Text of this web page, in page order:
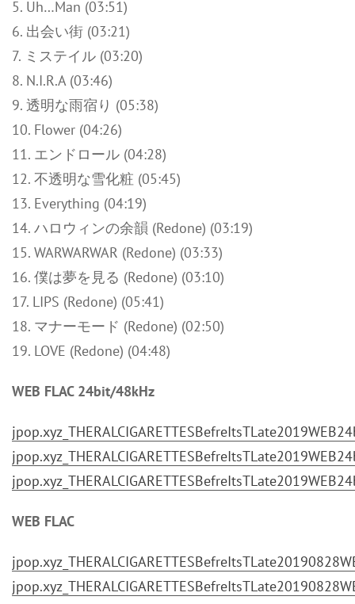
5. Uh…Man (03:51)
6. 出会い街 (03:21)
7. ミステイル (03:20)
8. N.I.R.A (03:46)
9. 透明な雨宿り (05:38)
10. Flower (04:26)
11. エンドロール (04:28)
12. 不透明な雪化粧 (05:45)
13. Everything (04:19)
14. ハロウィンの余韻 (Redone) (03:19)
15. WARWARWAR (Redone) (03:33)
16. 僕は夢を見る (Redone) (03:10)
17. LIPS (Redone) (05:41)
18. マナーモード (Redone) (02:50)
19. LOVE (Redone) (04:48)
WEB FLAC 24bit/48kHz
WEB FLAC